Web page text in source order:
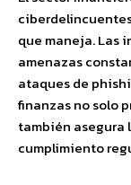
que maneja. Las
amenazas
ataques de
finanzas no solo
también asegura
cumplimiento